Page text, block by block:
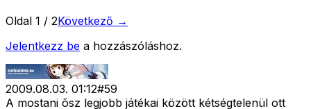
Oldal 1 / 2Következő →
Jelentkezz be a hozzászóláshoz.
2009.08.03. 01:12#59
A mostani õsz legjobb játékai között kétségtelenül ott